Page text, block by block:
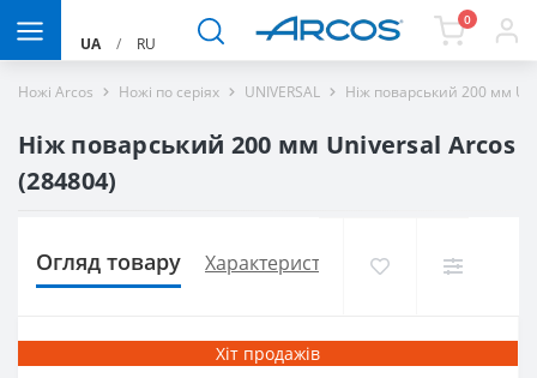
UA / RU
0
Ножі Arcos Ножі по серіях UNIVERSAL Ніж поварський 200 мм
Ніж поварський 200 мм Universal Arcos
(284804)
Огляд товару Характеристики Доставка і
Хіт продажів